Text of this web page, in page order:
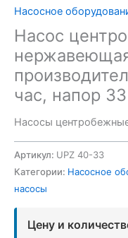
Насосное
Насос
час, напор
Насосы
Артикул: UPZ 40-33
Категории: Насосное
насосы
Цену и